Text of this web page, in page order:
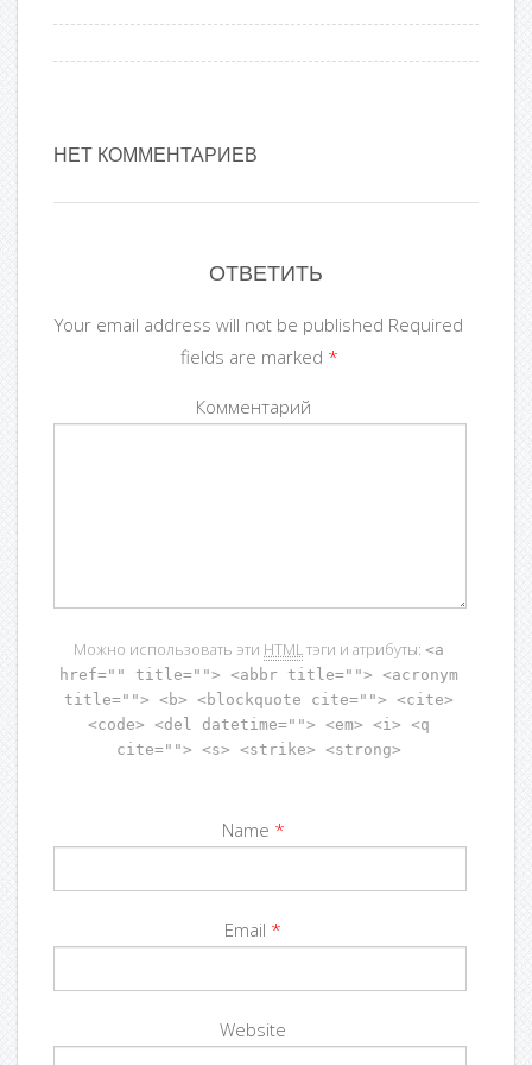
НЕТ КОММЕНТАРИЕВ
ОТВЕТИТЬ
Your email address will not be published Required
fields are marked *
Комментарий
Можно использовать эти HTMLтэги и атрибуты: <a
href="" title=""> <abbr title=""> <acronym
title=""> <b> <blockquote cite=""> <cite>
<code> <del datetime=""> <em> <i> <q
cite=""> <s> <strike> <strong>
Name *
Email *
Website